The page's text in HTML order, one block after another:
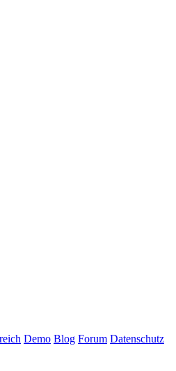
Demo Blog Forum Datenschutz